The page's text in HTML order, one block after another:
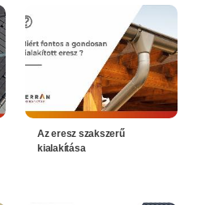
Az eresz szakszerű
kialakítása